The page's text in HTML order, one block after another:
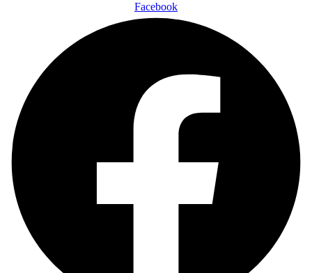
Facebook